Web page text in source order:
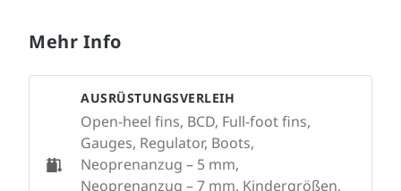
Mehr Info
AUSRÜSTUNGSVERLEIH
Open-heel fins, BCD, Full-foot fins,
Gauges, Regulator, Boots,
Neoprenanzug – 5 mm,
Neoprenanzug – 7 mm, Kindergrößen,